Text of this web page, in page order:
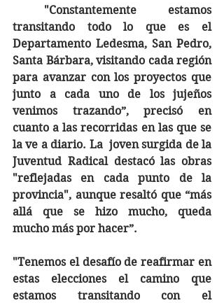
transitando todo lo que es el
Departamento Ledesma, San Pedro,
Santa Bárbara, visitando cada región
para avanzar con los proyectos que
junto a cada uno de los jujeños
venimos trazando”, precisó en
cuanto a las recorridas en las que se
la ve a diario. La  joven surgida de la
Juventud Radical destacó las obras
"reflejadas en cada punto de la
provincia", aunque resaltó que “más
allá que se hizo mucho, queda
mucho más por hacer”.
"Tenemos el desafío de reafirmar en
estas elecciones el camino que
estamos transitando con el